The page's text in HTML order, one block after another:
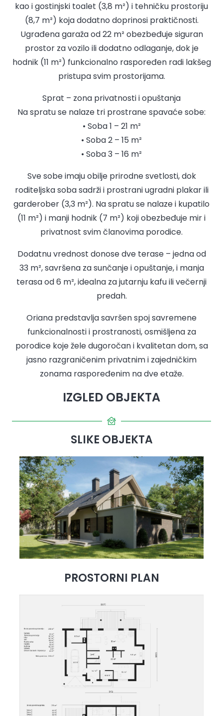
kao i gostinjski toalet (3,8 m²) i tehničku prostoriju
(8,7 m²) koja dodatno doprinosi praktičnosti.
Ugrađena garaža od 22 m² obezbeđuje siguran
prostor za vozilo ili dodatno odlaganje, dok je
hodnik (11 m²) funkcionalno raspoređen radi lakšeg
pristupa svim prostorijama.
Sprat – zona privatnosti i opuštanja
Na spratu se nalaze tri prostrane spavaće sobe:
• Soba 1 – 21 m²
• Soba 2 – 15 m²
• Soba 3 – 16 m²
Sve sobe imaju obilje prirodne svetlosti, dok
roditeljska soba sadrži i prostrani ugradni plakar ili
garderober (3,3 m²). Na spratu se nalaze i kupatilo
(11 m²) i manji hodnik (7 m²) koji obezbeđuje mir i
privatnost svim članovima porodice.
Dodatnu vrednost donose dve terase – jedna od
33 m², savršena za sunčanje i opuštanje, i manja
terasa od 6 m², idealna za jutarnju kafu ili večernji
predah.
Oriana predstavlja savršen spoj savremene
funkcionalnosti i prostranosti, osmišljena za
porodice koje žele dugoročan i kvalitetan dom, sa
jasno razgraničenim privatnim i zajedničkim
zonama raspoređenim na dve etaže.
IZGLED OBJEKTA
SLIKE OBJEKTA
PROSTORNI PLAN